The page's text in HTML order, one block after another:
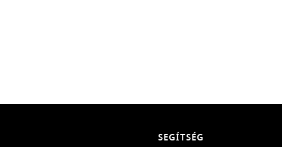
SEGÍTSÉG